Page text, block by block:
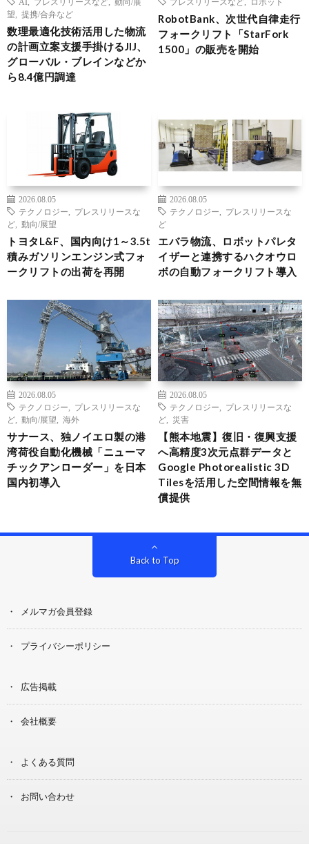
望
提携/合弁など
数理最適化技術活用した物流
の計画立案支援手掛けるJIJ、
グローバル・ブレインなどか
ら8.4億円調達
RobotBank、次世代自律走行
フォークリフト「StarFork
1500」の販売を開始
2026.08.05
テクノロジー
プレスリリースな
ど
動向/展望
トヨタL&F、国内向け1～3.5t
積みガソリンエンジン式フォ
ークリフトの出荷を再開
2026.08.05
テクノロジー
プレスリリースな
ど
エバラ物流、ロボットパレタ
イザーと連携するハクオウロ
ボの自動フォークリフト導入
2026.08.05
テクノロジー
プレスリリースな
ど
動向/展望 海外
サナース、独ノイエロ製の港
湾荷役自動化機械「ニューマ
チックアンローダー」を日本
国内初導入
2026.08.05
テクノロジー
プレスリリースな
ど
災害
【熊本地震】復旧・復興支援
へ高精度3次元点群データと
Google Photorealistic 3D
Tilesを活用した空間情報を無
償提供
Back to Top
メルマガ会員登録
プライバシーポリシー
広告掲載
会社概要
よくある質問
お問い合わせ